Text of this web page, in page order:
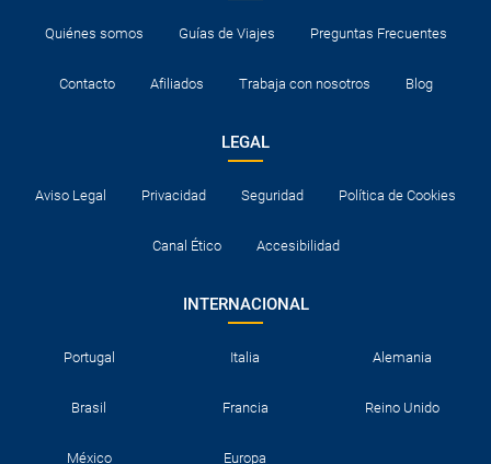
Quiénes somos Guías de Viajes Preguntas Frecuentes
Contacto Afiliados Trabaja con nosotros Blog
LEGAL
Aviso Legal Privacidad Seguridad Política de Cookies
Canal Ético Accesibilidad
INTERNACIONAL
Portugal Italia Alemania
Brasil Francia Reino Unido
México Europa